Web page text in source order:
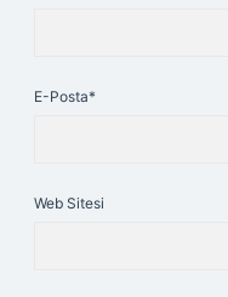
E-Posta*
Web Sitesi